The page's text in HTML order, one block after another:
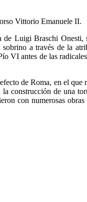
Vittorio Emanuele II.
Luigi Braschi
a través de la
VI antes de las
de Roma, en el
construcción de una
con numerosas